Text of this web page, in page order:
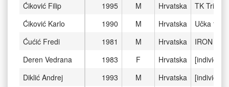
1995
M Hrvatska
TK Triton
1990
M Hrvatska
Učka ti
1981
M Hrvatska
IRON
1983
F Hrvatska
[individual]
1993
M Hrvatska
[individual]
Ćiković Filip
Ćiković Karlo
Ćućić Fredi
Deren Vedrana
Diklić Andrej